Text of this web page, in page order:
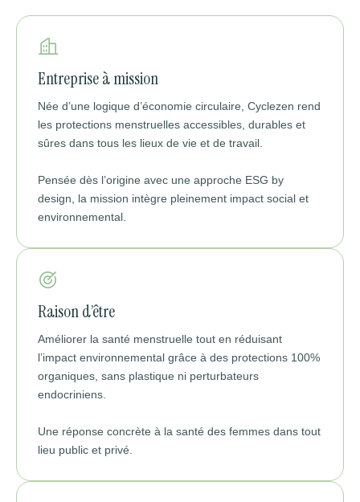
Entreprise à mission
Née d’une logique d’économie circulaire, Cyclezen rend
les protections menstruelles accessibles, durables et
sûres dans tous les lieux de vie et de travail.
Pensée dès l’origine avec une approche ESG by
design, la mission intègre pleinement impact social et
environnemental.
Raison d’être
Améliorer la santé menstruelle tout en réduisant
l’impact environnemental grâce à des protections 100%
organiques, sans plastique ni perturbateurs
endocriniens.
Une réponse concrète à la santé des femmes dans tout
lieu public et privé.